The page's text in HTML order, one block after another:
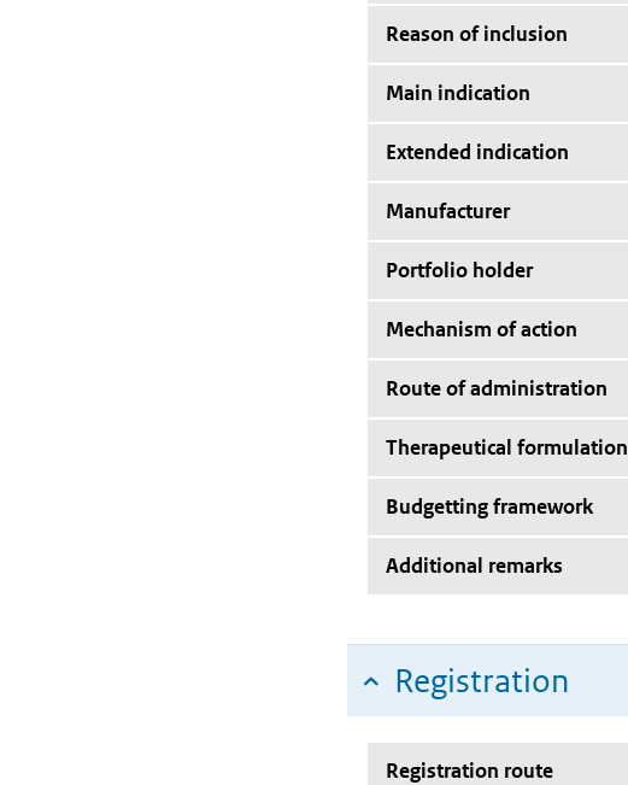
Reason of inclusion
Main indication
Extended indication
Manufacturer
Portfolio holder
Mechanism of action
Route of administration
Therapeutical formulation
Budgetting framework
Additional remarks
Registration
Registration route